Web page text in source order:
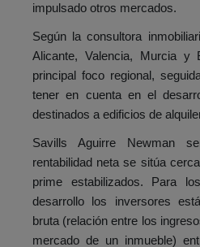
impulsado otros mercados.
Según la consultora
Alicante, Valencia, Murcia y
principal foco regional,
tener en cuenta en el
destinados a edificios de
Savills Aguirre Newman
rentabilidad neta se sitúa
prime estabilizados. Para
desarrollo los inversores
bruta (relación entre los
mercado de un inmueble)